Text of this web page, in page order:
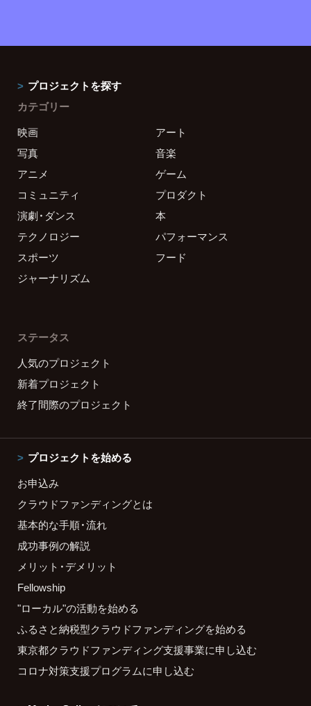
プロジェクトを探す
カテゴリー
映画
アート
写真
音楽
アニメ
ゲーム
コミュニティ
プロダクト
演劇・ダンス
本
テクノロジー
パフォーマンス
スポーツ
フード
ジャーナリズム
ステータス
人気のプロジェクト
新着プロジェクト
終了間際のプロジェクト
プロジェクトを始める
お申込み
クラウドファンディングとは
基本的な手順・流れ
成功事例の解説
メリット・デメリット
Fellowship
"ローカル"の活動を始める
ふるさと納税型クラウドファンディングを始める
東京都クラウドファンディング支援事業に申し込む
コロナ対策支援プログラムに申し込む